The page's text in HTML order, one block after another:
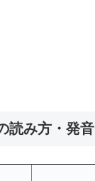
読み方・発音